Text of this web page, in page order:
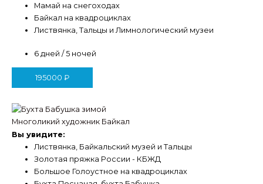
Мамай на снегоходах
Байкал на квадроциклах
Листвянка, Тальцы и Лимнологический музеи
6 дней / 5 ночей
195000 ₽
Многоликий художник Байкал
Вы увидите:
Листвянка, Байкальский музей и Тальцы
Золотая пряжка России - КБЖД
Большое Голоустное на квадроциклах